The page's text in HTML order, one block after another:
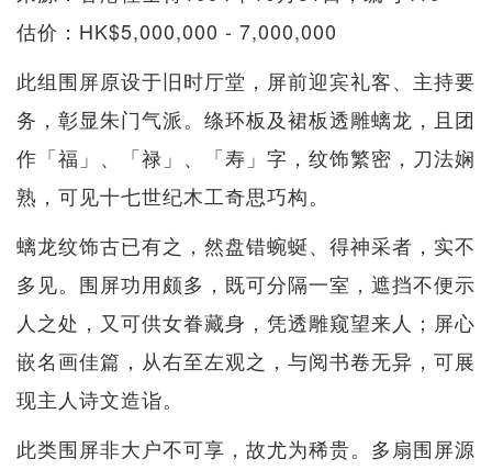
估价：HK$5,000,000 - 7,000,000
此组围屏原设于旧时厅堂，屏前迎宾礼客、主持要
务，彰显朱门气派。绦环板及裙板透雕螭龙，且团
作「福」、「禄」、「寿」字，纹饰繁密，刀法娴
熟，可见十七世纪木工奇思巧构。
螭龙纹饰古已有之，然盘错蜿蜒、得神采者，实不
多见。围屏功用颇多，既可分隔一室，遮挡不便示
人之处，又可供女眷藏身，凭透雕窥望来人；屏心
嵌名画佳篇，从右至左观之，与阅书卷无异，可展
现主人诗文造诣。
此类围屏非大户不可享，故尤为稀贵。多扇围屏源